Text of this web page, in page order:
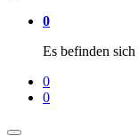
0
Es befinden
0
0